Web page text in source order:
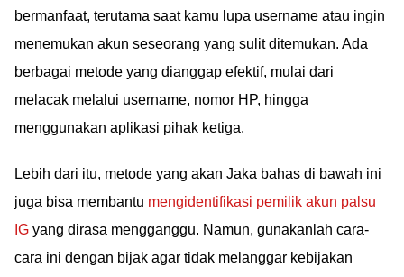
bermanfaat, terutama saat kamu lupa username atau ingin
menemukan akun seseorang yang sulit ditemukan. Ada
berbagai metode yang dianggap efektif, mulai dari
melacak melalui username, nomor HP, hingga
menggunakan aplikasi pihak ketiga.
Lebih dari itu, metode yang akan Jaka bahas di bawah ini
juga bisa membantu mengidentifikasi pemilik akun palsu
IG yang dirasa mengganggu. Namun, gunakanlah cara-
cara ini dengan bijak agar tidak melanggar kebijakan